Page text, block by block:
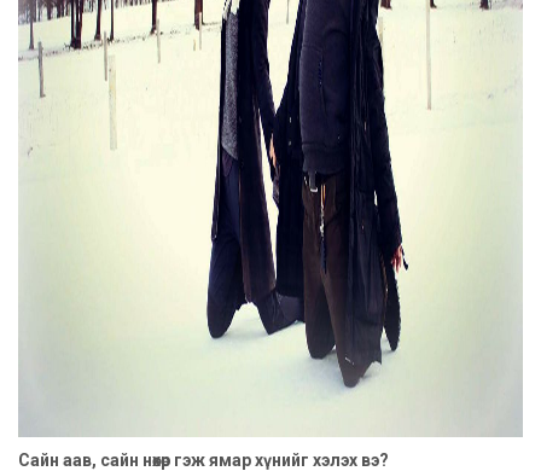
Сайн аав, сайн нөхөр гэж ямар хүнийг хэлэх вэ?